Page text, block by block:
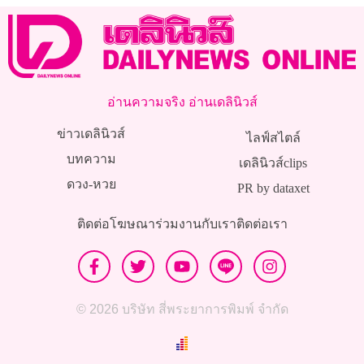
อ่านความจริง อ่านเดลินิวส์
ข่าวเดลินิวส์
บทความ
ดวง-หวย
ไลฟ์สไตล์
เดลินิวส์clips
PR by dataxet
ติดต่อโฆษณาร่วมงานกับเราติดต่อเรา
© 2026 บริษัท สี่พระยาการพิมพ์ จำกัด